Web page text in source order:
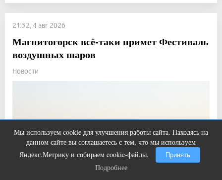
21:52, 4 авг 2026
Магнитогорск всё-таки примет Фестиваль
воздушных шаров
Новости
Мы используем cookie для улучшения работы сайта. Находясь на
данном сайте вы соглашаетесь с тем, что мы используем
Яндекс.Метрику и собираем cookie-файлы.
Принять
Подробнее
Королева вагона отожгла! Видео не
оставит равнодушным
Подробнее